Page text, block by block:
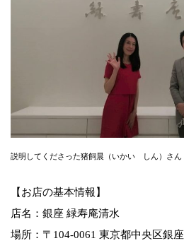
説明してくださった猪飼晨（いかい しん）さん
【お店の基本情報】
店名：銀座 緑寿庵清水
場所：〒104-0061 東京都中央区銀